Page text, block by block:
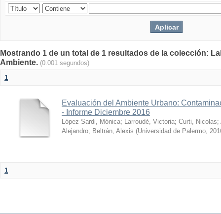
Mostrando 1 de un total de 1 resultados de la colección:
Ambiente. (0.001 segundos)
1
Evaluación del Ambiente Urbano:
- Informe Diciembre 2016
López Sardi, Mónica; Larroudé, Victoria; Curti, Nicolas;
Alejandro; Beltrán, Alexis (Universidad de Palermo,
1